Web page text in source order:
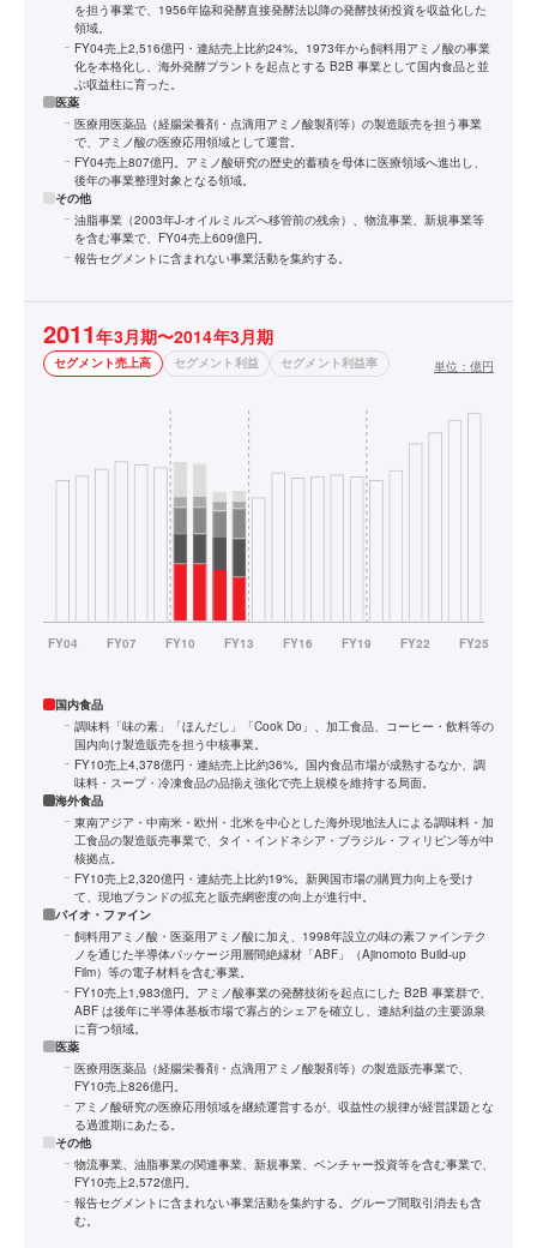
を担う事業で、1956年協和発酵直接発酵法以降の発酵技術投資を収益化した
領域。
FY04売上2,516億円・連結売上比約24%。1973年から飼料用アミノ酸の事業
化を本格化し、海外発酵プラントを起点とする B2B 事業として国内食品と並
ぶ収益柱に育った。
医薬
医療用医薬品（経腸栄養剤・点滴用アミノ酸製剤等）の製造販売を担う事業
で、アミノ酸の医療応用領域として運営。
FY04売上807億円。アミノ酸研究の歴史的蓄積を母体に医療領域へ進出し、
後年の事業整理対象となる領域。
その他
油脂事業（2003年J-オイルミルズへ移管前の残余）、物流事業、新規事業等
を含む事業で、FY04売上609億円。
報告セグメントに含まれない事業活動を集約する。
2011年3月期〜2014年3月期
セグメント売上高 セグメント利益 セグメント利益率 単位： 億円
国内食品
調味料「味の素」「ほんだし」「Cook Do」、加工食品、コーヒー・飲料等の
国内向け製造販売を担う中核事業。
FY10売上4,378億円・連結売上比約36%。国内食品市場が成熟するなか、調
味料・スープ・冷凍食品の品揃え強化で売上規模を維持する局面。
海外食品
東南アジア・中南米・欧州・北米を中心とした海外現地法人による調味料・加
工食品の製造販売事業で、タイ・インドネシア・ブラジル・フィリピン等が中
核拠点。
FY10売上2,320億円・連結売上比約19%。新興国市場の購買力向上を受け
て、現地ブランドの拡充と販売網密度の向上が進行中。
バイオ・ファイン
飼料用アミノ酸・医薬用アミノ酸に加え、1998年設立の味の素ファインテク
ノを通じた半導体パッケージ用層間絶縁材「ABF」（Ajinomoto Build-up
Film）等の電子材料を含む事業。
FY10売上1,983億円。アミノ酸事業の発酵技術を起点にした B2B 事業群で、
ABF は後年に半導体基板市場で寡占的シェアを確立し、連結利益の主要源泉
に育つ領域。
医薬
医療用医薬品（経腸栄養剤・点滴用アミノ酸製剤等）の製造販売事業で、
FY10売上826億円。
アミノ酸研究の医療応用領域を継続運営するが、収益性の規律が経営課題とな
る過渡期にあたる。
その他
物流事業、油脂事業の関連事業、新規事業、ベンチャー投資等を含む事業で、
FY10売上2,572億円。
報告セグメントに含まれない事業活動を集約する。グループ間取引消去も含
む。